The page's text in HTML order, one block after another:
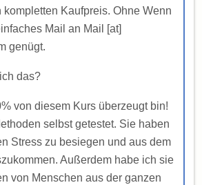
kompletten Kaufpreis. Ohne Wenn
Mail an Mail [at]
genügt.
das?
von diesem Kurs überzeugt bin!
selbst getestet. Sie haben
Stress zu besiegen und aus dem
Außerdem habe ich sie
von Menschen aus der ganzen